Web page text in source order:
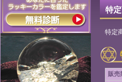
特
特定
販売